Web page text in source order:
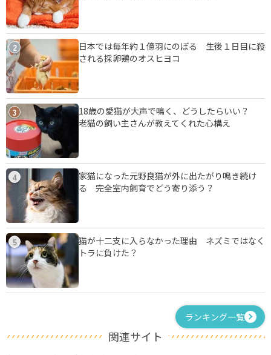
2
日本では毎年約１億羽にのぼる 生後１日目に殺
される採卵鶏のオスヒヨコ
3
18歳の愛猫が大声で鳴く、どうしたらいい？
老猫の飼い主さんが教えてくれた心構え
4
家猫になった元野良猫が外に出たがり鳴き続け
る 完全室内飼育でどう寄り添う？
5
猫が十二支に入らなかった理由 ネズミではなく
トラに負けた？
ランキング一覧
関連サイト